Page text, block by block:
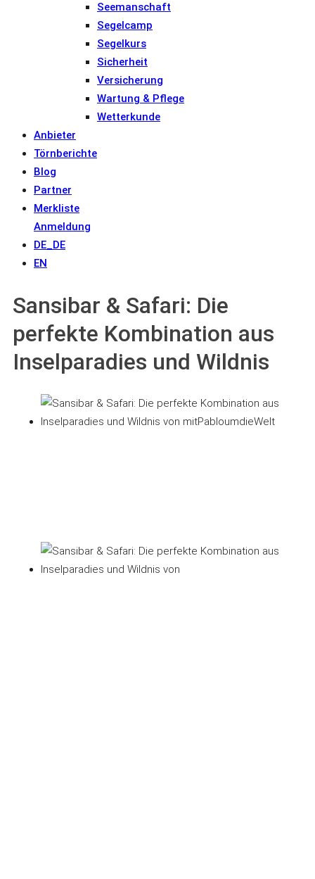
Seemanschaft
Segelcamp
Segelkurs
Sicherheit
Versicherung
Wartung & Pflege
Wetterkunde
Anbieter
Törnberichte
Blog
Partner
Merkliste
Anmeldung
DE_DE
EN
Sansibar & Safari: Die
perfekte Kombination aus
Inselparadies und Wildnis